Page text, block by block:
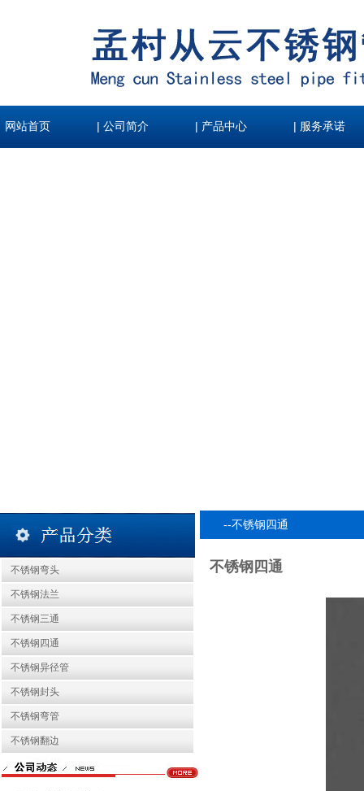
网站首页 | 公司简介 | 产品中心 | 服务承诺
不锈钢弯头
不锈钢法兰
不锈钢三通
不锈钢四通
不锈钢异径管
不锈钢封头
不锈钢弯管
不锈钢翻边
--不锈钢四通
不锈钢四通